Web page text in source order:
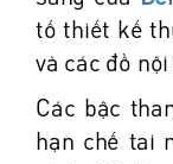
tố thiết kế
và các đồ
Các bậc
hạn chế tai